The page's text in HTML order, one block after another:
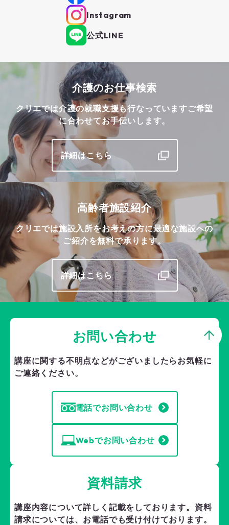
公式LINE
Instagram
介護のお仕事検索
クリエでは介護の就職支援も行なっていますご希望
に合わせてお手伝いします。
詳細はこちら
高齢者施設紹介
クリエでは施設入所をお考えの方に最適な施設への
ご紹介を無料で承ります。
詳細はこちら
お問い合わせ
講座に関する不明点などがございましたら お気軽に
ご連絡ください。
電話でお問い合わせ
Webでお問い合わせ
資料請求
講座内容について詳しく記載をしております。 資料
請求については、お電話でも受け付けております。